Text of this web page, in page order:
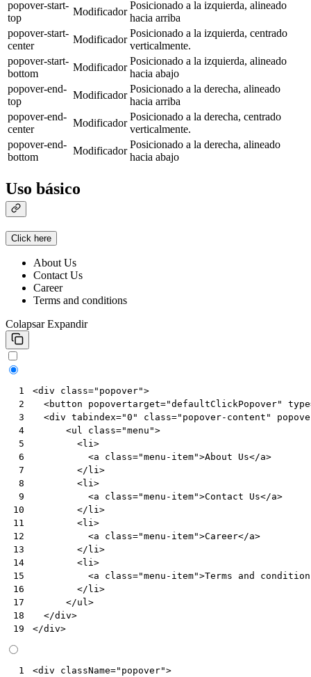
popover-start-
top
Modificador
Posicionado a la izquierda, alineado
hacia arriba
popover-start-
center
Modificador
Posicionado a la izquierda, centrado
verticalmente.
popover-start-
bottom
Modificador
Posicionado a la izquierda, alineado
hacia abajo
popover-end-
top
Modificador
Posicionado a la derecha, alineado
hacia arriba
popover-end-
center
Modificador
Posicionado a la derecha, centrado
verticalmente.
popover-end-
bottom
Modificador
Posicionado a la derecha, alineado
hacia abajo
Uso básico
Click here
About Us
Contact Us
Career
Terms and conditions
Colapsar Expandir
1
2
3
4
5
6
7
8
9
10
11
12
13
14
15
16
17
18
19
<div class="popover">
<button popovertarget="defaultClickPopover" type
<div tabindex="0" class="popover-content"
<ul class="menu">
<li >
<a class="menu-item">About Us</a>
</li >
<li >
<a class="menu-item">Contact Us</a>
</li >
<li >
<a class="menu-item">Career</a>
</li >
<li >
<a class="menu-item">Terms and
</li >
</ul >
</div>
</div>
1
<div className="popover">